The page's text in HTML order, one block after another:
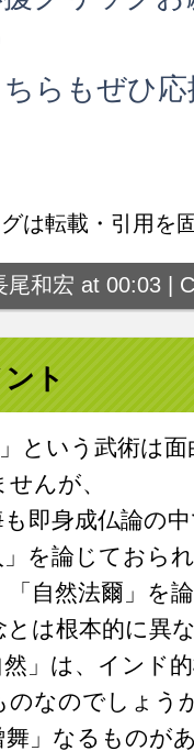
らもぜひ応
は転載・引用を
尾和宏 at 00:03 |
ト
という武術は
んが、
即身成仏論の
を論じておら
「自然法爾」を
は根本的に異
」は、インド
のなのでしょう
」なるものが